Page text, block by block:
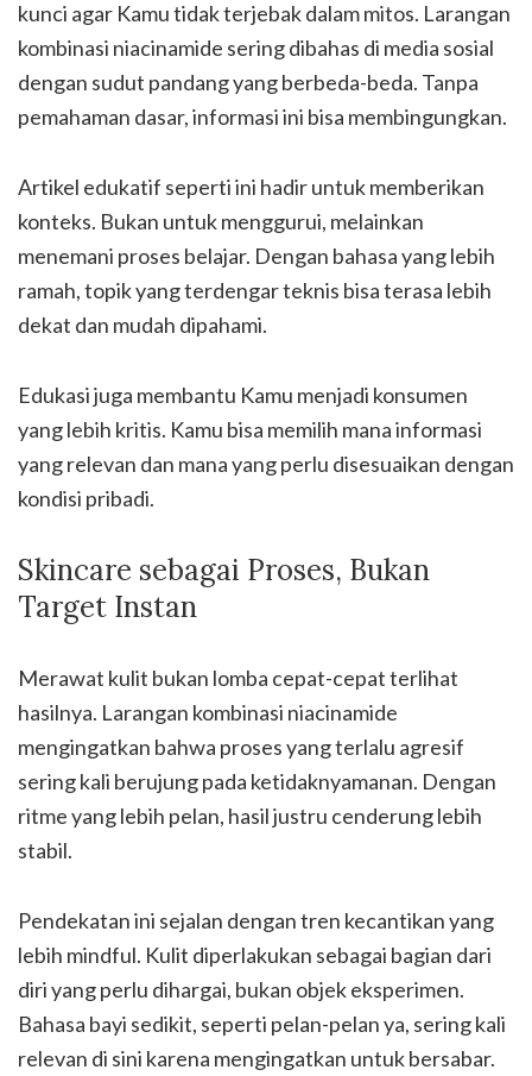
kunci agar Kamu tidak terjebak dalam mitos. Larangan
kombinasi niacinamide sering dibahas di media sosial
dengan sudut pandang yang berbeda-beda. Tanpa
pemahaman dasar, informasi ini bisa membingungkan.
Artikel edukatif seperti ini hadir untuk memberikan
konteks. Bukan untuk menggurui, melainkan
menemani proses belajar. Dengan bahasa yang lebih
ramah, topik yang terdengar teknis bisa terasa lebih
dekat dan mudah dipahami.
Edukasi juga membantu Kamu menjadi konsumen
yang lebih kritis. Kamu bisa memilih mana informasi
yang relevan dan mana yang perlu disesuaikan dengan
kondisi pribadi.
Skincare sebagai Proses, Bukan
Target Instan
Merawat kulit bukan lomba cepat-cepat terlihat
hasilnya. Larangan kombinasi niacinamide
mengingatkan bahwa proses yang terlalu agresif
sering kali berujung pada ketidaknyamanan. Dengan
ritme yang lebih pelan, hasil justru cenderung lebih
stabil.
Pendekatan ini sejalan dengan tren kecantikan yang
lebih mindful. Kulit diperlakukan sebagai bagian dari
diri yang perlu dihargai, bukan objek eksperimen.
Bahasa bayi sedikit, seperti pelan-pelan ya, sering kali
relevan di sini karena mengingatkan untuk bersabar.